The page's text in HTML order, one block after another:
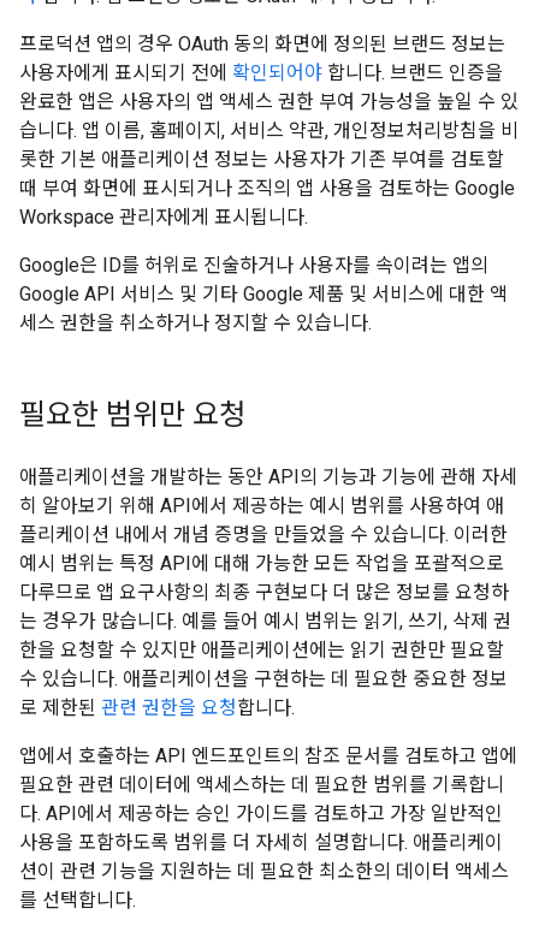
프로덕션 앱의 경우 OAuth 동의 화면에 정의된 브랜드 정보는
사용자에게 표시되기 전에 확인되어야 합니다. 브랜드 인증을
완료한 앱은 사용자의 앱 액세스 권한 부여 가능성을 높일 수 있
습니다. 앱 이름, 홈페이지, 서비스 약관, 개인정보처리방침을 비
롯한 기본 애플리케이션 정보는 사용자가 기존 부여를 검토할
때 부여 화면에 표시되거나 조직의 앱 사용을 검토하는 Google
Workspace 관리자에게 표시됩니다.
Google은 ID를 허위로 진술하거나 사용자를 속이려는 앱의
Google API 서비스 및 기타 Google 제품 및 서비스에 대한 액
세스 권한을 취소하거나 정지할 수 있습니다.
필요한 범위만 요청
애플리케이션을 개발하는 동안 API의 기능과 기능에 관해 자세
히 알아보기 위해 API에서 제공하는 예시 범위를 사용하여 애
플리케이션 내에서 개념 증명을 만들었을 수 있습니다. 이러한
예시 범위는 특정 API에 대해 가능한 모든 작업을 포괄적으로
다루므로 앱 요구사항의 최종 구현보다 더 많은 정보를 요청하
는 경우가 많습니다. 예를 들어 예시 범위는 읽기, 쓰기, 삭제 권
한을 요청할 수 있지만 애플리케이션에는 읽기 권한만 필요할
수 있습니다. 애플리케이션을 구현하는 데 필요한 중요한 정보
로 제한된 관련 권한을 요청합니다.
앱에서 호출하는 API 엔드포인트의 참조 문서를 검토하고 앱에
필요한 관련 데이터에 액세스하는 데 필요한 범위를 기록합니
다. API에서 제공하는 승인 가이드를 검토하고 가장 일반적인
사용을 포함하도록 범위를 더 자세히 설명합니다. 애플리케이
션이 관련 기능을 지원하는 데 필요한 최소한의 데이터 액세스
를 선택합니다.